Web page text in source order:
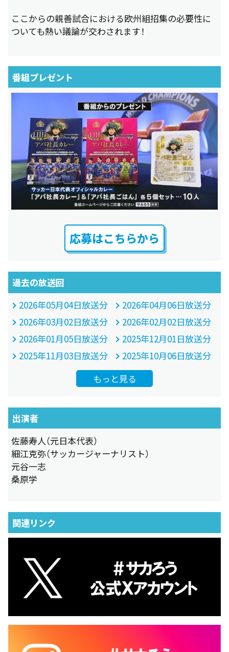
ここからの親善試合における欧州組招集の必要性に
ついても熱い議論が交わされます！
番組プレゼント
応募はこちらから
過去の放送回
2026年05月04日放送分
2026年04月06日放送分
2026年03月02日放送分
2026年02月02日放送分
2026年01月05日放送分
2025年12月01日放送分
2025年11月03日放送分
2025年10月06日放送分
もっと見る
出演者
佐藤寿人（元日本代表）
細江克弥（サッカージャーナリスト）
元谷一志
桑原学
関連リンク